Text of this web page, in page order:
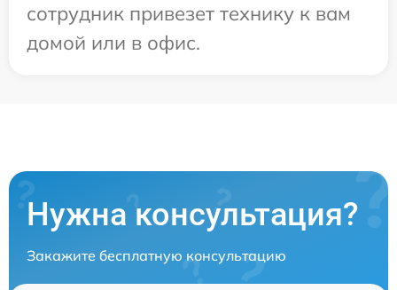
сотрудник привезет технику к вам
домой или в офис.
Нужна консультация?
Закажите бесплатную консультацию